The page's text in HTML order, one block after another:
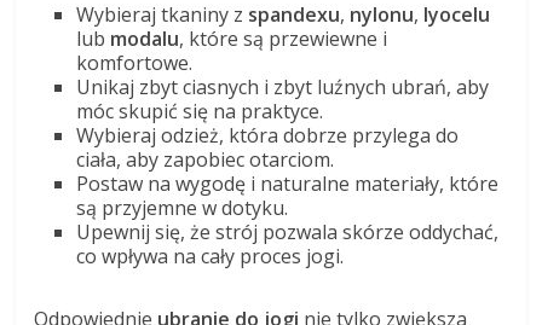
Wybieraj tkaniny z spandexu, nylonu, lyocelu
lub modalu, które są przewiewne i
komfortowe.
Unikaj zbyt ciasnych i zbyt luźnych ubrań, aby
móc skupić się na praktyce.
Wybieraj odzież, która dobrze przylega do
ciała, aby zapobiec otarciom.
Postaw na wygodę i naturalne materiały, które
są przyjemne w dotyku.
Upewnij się, że strój pozwala skórze oddychać,
co wpływa na cały proces jogi.
Odpowiednie ubranie do jogi nie tylko zwiększa